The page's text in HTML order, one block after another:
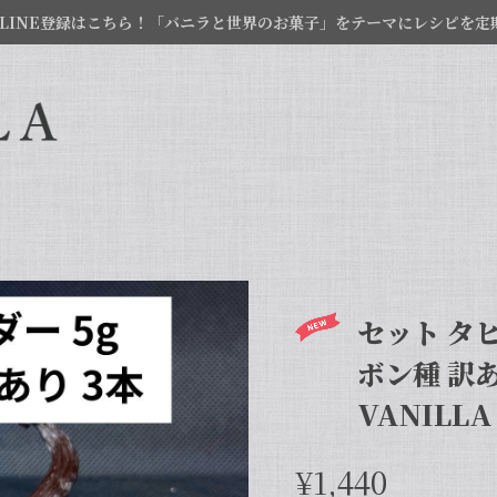
登録はこちら！「バニラと世界のお菓子」をテーマにレシピを定
セット タ
ボン種 訳
VANILLA
¥1,440